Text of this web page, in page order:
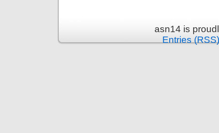
asn14 is
Entries (RSS)